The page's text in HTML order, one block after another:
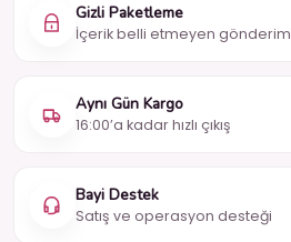
Gizli Paketleme
İçerik belli etmeyen gönderim
Aynı Gün Kargo
16:00’a kadar hızlı çıkış
Bayi Destek
Satış ve operasyon desteği